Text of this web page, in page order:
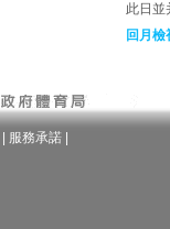
此日並
回月檢
服務承諾